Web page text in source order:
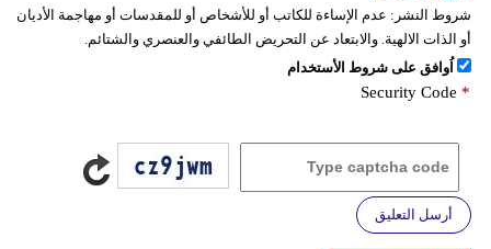
شروط النشر: عدم الإساءة للكاتب أو للأشخاص أو للمقدسات أو مهاجمة الأديان
أو الذات الالهية. والابتعاد عن التحريض الطائفي والعنصري والشتائم.
اُوافق على شروط الأستخدام
Security Code *
أرسل التعليق